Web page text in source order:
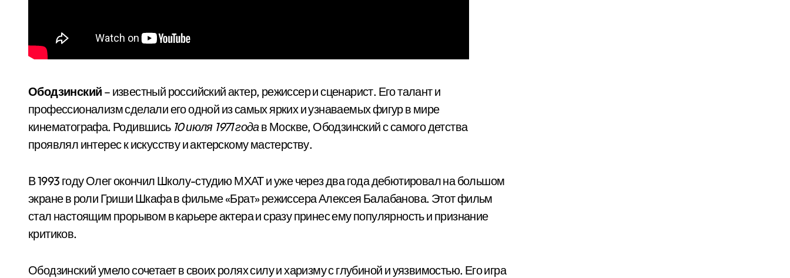
Ободзинский – известный российский актер, режиссер и сценарист. Его талант и
профессионализм сделали его одной из самых ярких и узнаваемых фигур в мире
кинематографа. Родившись 10 июля 1971 годав Москве, Ободзинский с самого детства
проявлял интерес к искусству и актерскому мастерству.
В 1993 году Олег окончил Школу-студию МХАТ и уже через два года дебютировал на большом
экране в роли Гриши Шкафа в фильме «Брат» режиссера Алексея Балабанова. Этот фильм
стал настоящим прорывом в карьере актера и сразу принес ему популярность и признание
критиков.
Ободзинский умело сочетает в своих ролях силу и харизму с глубиной и уязвимостью. Его игра